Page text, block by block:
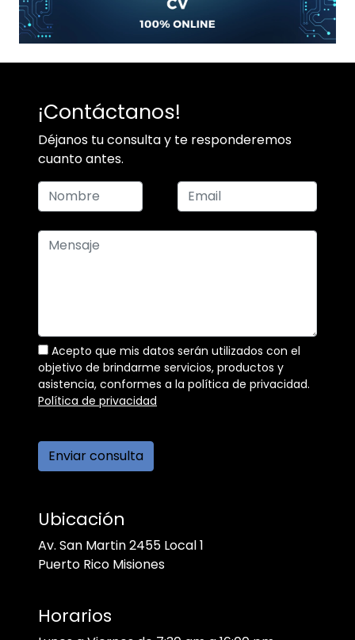
¡Contáctanos!
Déjanos tu consulta y te responderemos
cuanto antes.
Acepto que mis datos serán utilizados con el
objetivo de brindarme servicios, productos y
asistencia, conformes a la política de privacidad.
Política de privacidad
Enviar consulta
Ubicación
Av. San Martin 2455 Local 1
Puerto Rico Misiones
Horarios